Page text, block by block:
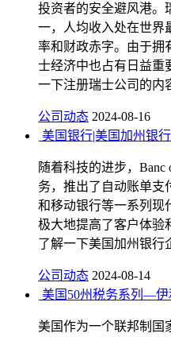
投资者的安全避风港。
一，人均收入处在世界
率和财政赤字。由于拥
士经济中也占有日益重
一下注册瑞士公司的内
公司动态 2024-08-16
美国银行|美国加州银
随着科技的进步，Banc
务，推出了自动账单支
和移动银行等一系列现
极大地提高了客户体验
了解一下美国加州银行
公司动态 2024-08-14
美国50州税务系列—伊
美国作为一个联邦制国